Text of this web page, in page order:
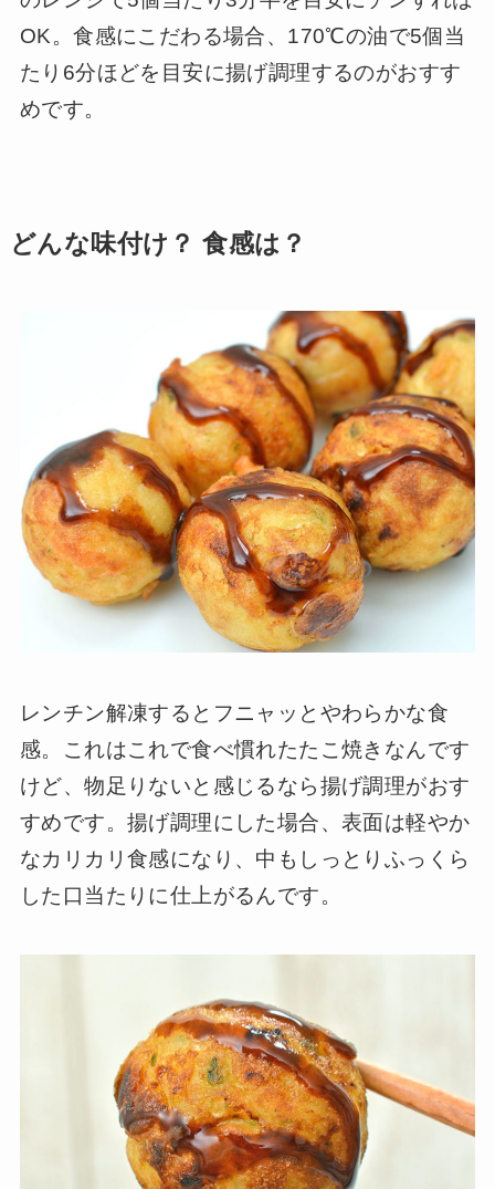
OK。食感にこだわる場合、170℃の油で5個当
たり6分ほどを目安に揚げ調理するのがおすす
めです。
どんな味付け？ 食感は？
レンチン解凍するとフニャッとやわらかな食
感。これはこれで食べ慣れたたこ焼きなんです
けど、物足りないと感じるなら揚げ調理がおす
すめです。揚げ調理にした場合、表面は軽やか
なカリカリ食感になり、中もしっとりふっくら
した口当たりに仕上がるんです。